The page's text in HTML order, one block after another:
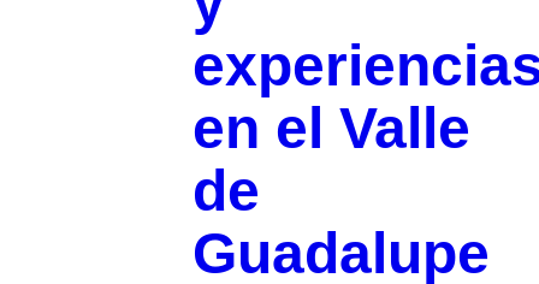
en el Valle
de
Guadalupe